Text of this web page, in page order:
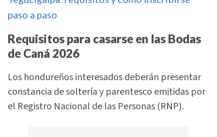
paso a paso
Requisitos para casarse en las Bodas
de Caná 2026
Los hondureños interesados deberán presentar
constancia de soltería y parentesco emitidas por
el Registro Nacional de las Personas (RNP).